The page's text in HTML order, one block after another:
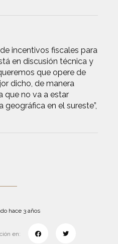
incentivos fiscales para
en discusión técnica y
que opere de
dicho, de manera
que no va a estar
geográfica en el sureste”,
hace 3 años
en: